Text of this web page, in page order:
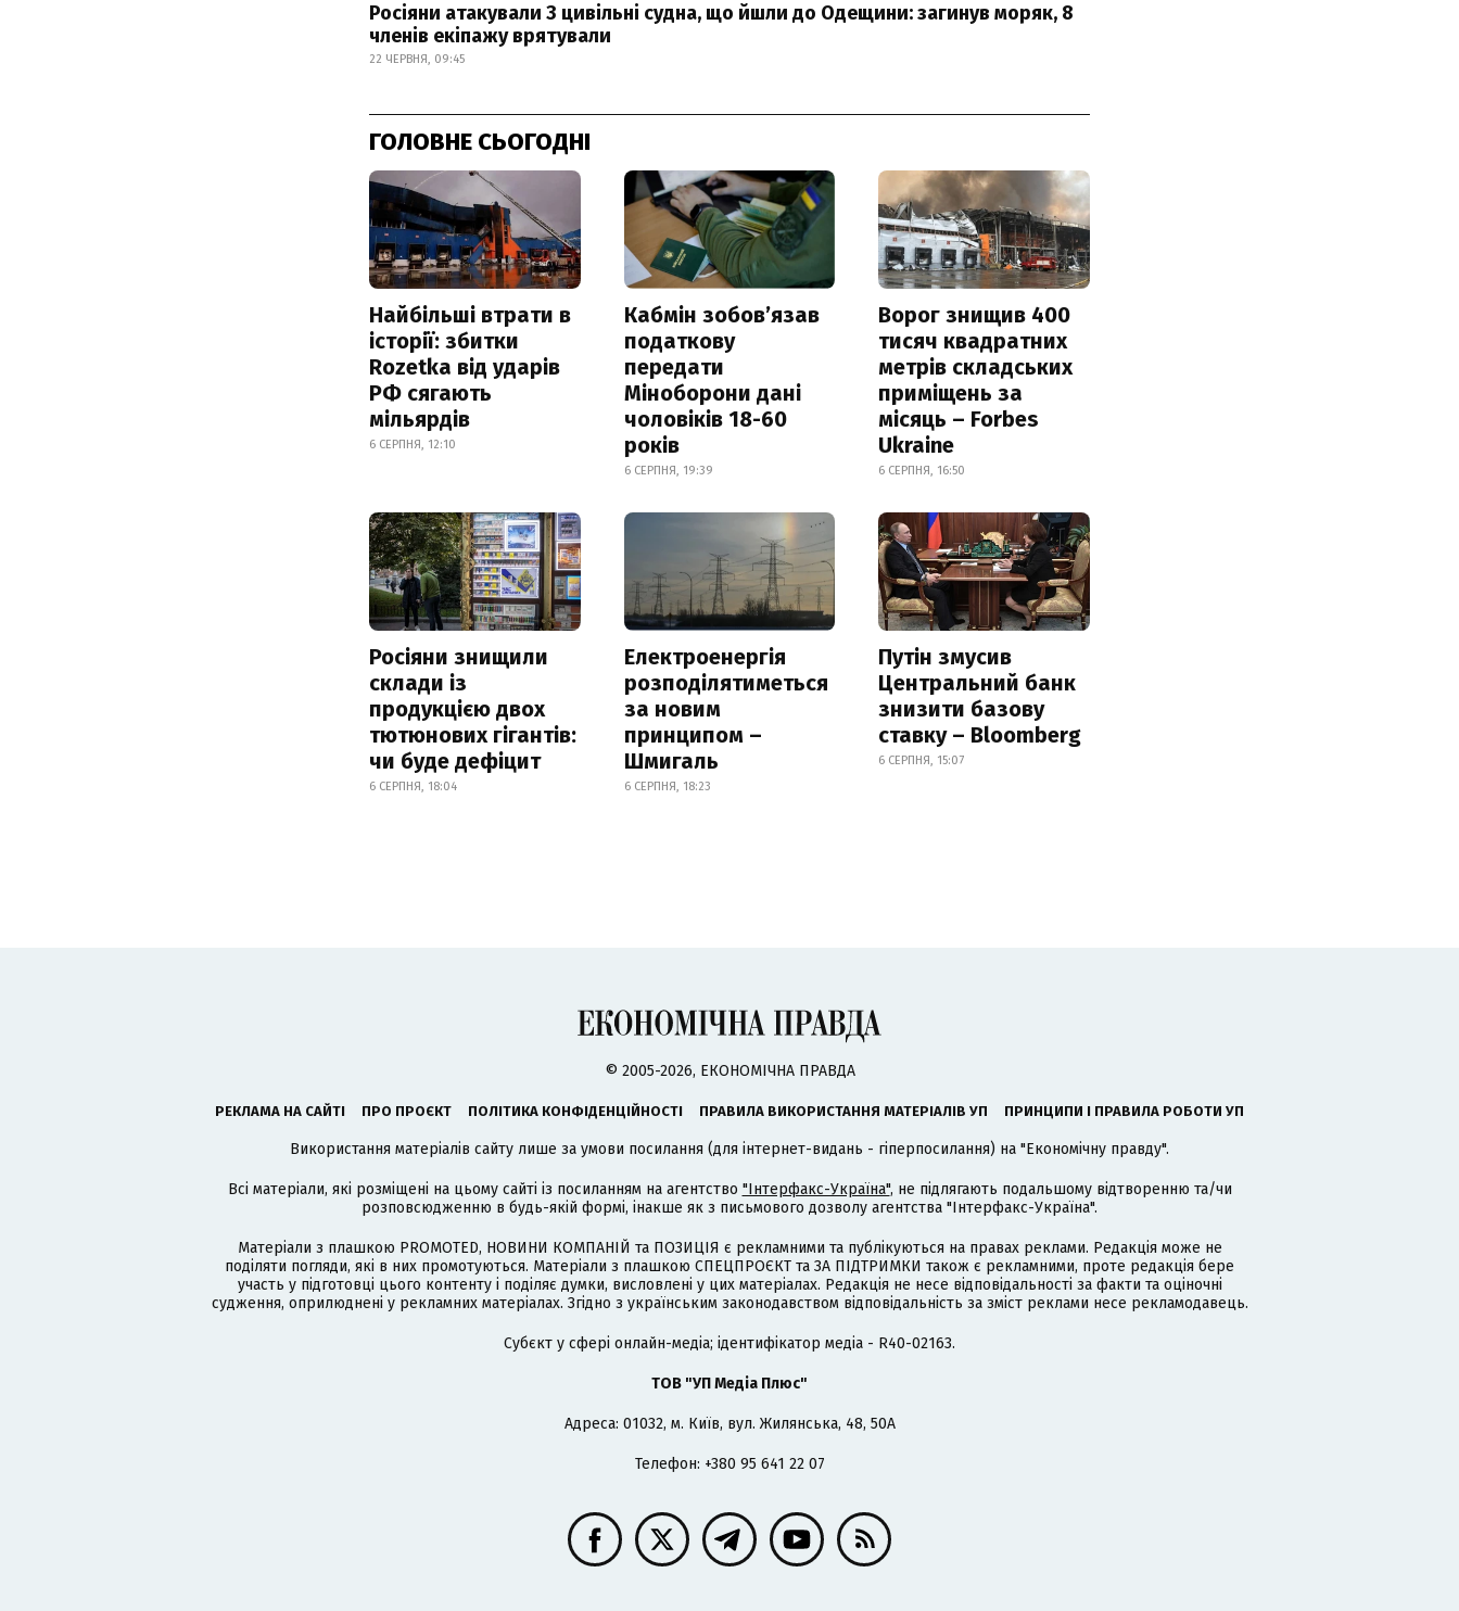
Росіяни атакували 3 цивільні судна, що йшли до Одещини: загинув моряк, 8
членів екіпажу врятували
22 ЧЕРВНЯ, 09:45
ГОЛОВНЕ СЬОГОДНІ
Найбільші втрати в
історії: збитки
Rozetka від ударів
РФ сягають
мільярдів
6 СЕРПНЯ, 12:10
Кабмін зобовʼязав
податкову
передати
Міноборони дані
чоловіків 18-60
років
6 СЕРПНЯ, 19:39
Ворог знищив 400
тисяч квадратних
метрів складських
приміщень за
місяць – Forbes
Ukraine
6 СЕРПНЯ, 16:50
Росіяни знищили
склади із
продукцією двох
тютюнових гігантів:
чи буде дефіцит
6 СЕРПНЯ, 18:04
Електроенергія
розподілятиметься
за новим
принципом –
Шмигаль
6 СЕРПНЯ, 18:23
Путін змусив
Центральний банк
знизити базову
ставку – Bloomberg
6 СЕРПНЯ, 15:07
© 2005-2026, ЕКОНОМІЧНА ПРАВДА
РЕКЛАМА НА САЙТІ ПРО ПРОЄКТ ПОЛІТИКА КОНФІДЕНЦІЙНОСТІ ПРАВИЛА ВИКОРИСТАННЯ МАТЕРІАЛІВ УП ПРИНЦИПИ І ПРАВИЛА РОБОТИ УП
Використання матеріалів сайту лише за умови посилання (для інтернет-видань - гіперпосилання) на "Економічну правду".
Всі матеріали, які розміщені на цьому сайті із посиланням на агентство "Інтерфакс-Україна", не підлягають подальшому відтворенню та/чи
розповсюдженню в будь-якій формі, інакше як з письмового дозволу агентства "Інтерфакс-Україна".
Матеріали з плашкою PROMOTED, НОВИНИ КОМПАНІЙ та ПОЗИЦІЯ є рекламними та публікуються на правах реклами. Редакція може не
поділяти погляди, які в них промотуються. Матеріали з плашкою СПЕЦПРОЄКТ та ЗА ПІДТРИМКИ також є рекламними, проте редакція бере
участь у підготовці цього контенту і поділяє думки, висловлені у цих матеріалах. Редакція не несе відповідальності за факти та оціночні
судження, оприлюднені у рекламних матеріалах. Згідно з українським законодавством відповідальність за зміст реклами несе рекламодавець.
Cубєкт у сфері онлайн-медіа; ідентифікатор медіа - R40-02163.
ТОВ "УП Медіа Плюс"
Адреса: 01032, м. Київ, вул. Жилянська, 48, 50А
Телефон: +380 95 641 22 07